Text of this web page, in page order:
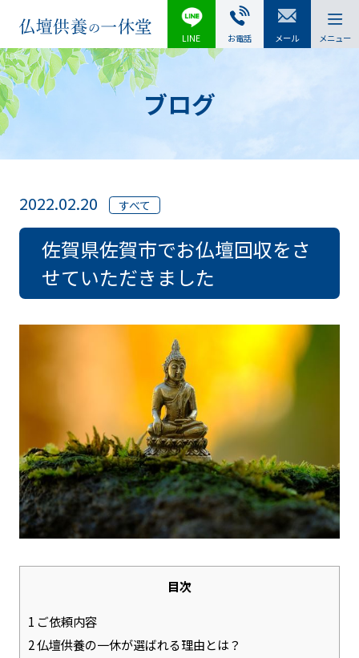
LINE お電話 メール メニュー
ブログ
2022.02.20 すべて
佐賀県佐賀市でお仏壇回収をさ
せていただきました
目次
1 ご依頼内容
2仏壇供養の一休が選ばれる理由とは？